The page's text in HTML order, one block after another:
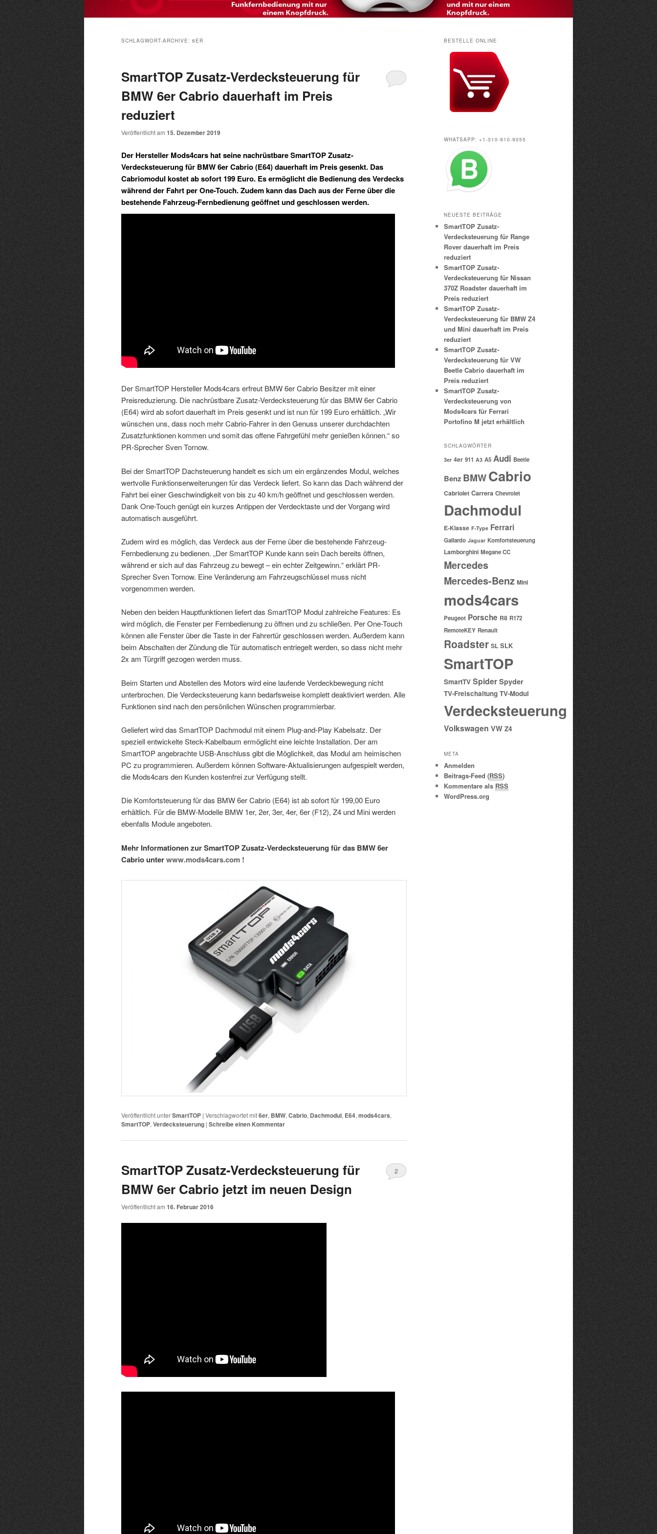
SCHLAGWORT-ARCHIVE: 6ER
SmartTOP Zusatz-Verdecksteuerung für
BMW 6er Cabrio dauerhaft im Preis
reduziert
Veröffentlicht am 15. Dezember 2019
Der Hersteller Mods4cars hat seine nachrüstbare SmartTOP Zusatz-
Verdecksteuerung für BMW 6er Cabrio (E64) dauerhaft im Preis gesenkt. Das
Cabriomodul kostet ab sofort 199 Euro. Es ermöglicht die Bedienung des Verdecks
während der Fahrt per One-Touch. Zudem kann das Dach aus der Ferne über die
bestehende Fahrzeug-Fernbedienung geöffnet und geschlossen werden.
Der SmartTOP Hersteller Mods4cars erfreut BMW 6er Cabrio Besitzer mit einer
Preisreduzierung. Die nachrüstbare Zusatz-Verdecksteuerung für das BMW 6er Cabrio
(E64) wird ab sofort dauerhaft im Preis gesenkt und ist nun für 199 Euro erhältlich. „Wir
wünschen uns, dass noch mehr Cabrio-Fahrer in den Genuss unserer durchdachten
Zusatzfunktionen kommen und somit das offene Fahrgefühl mehr genießen können.“ so
PR-Sprecher Sven Tornow.
Bei der SmartTOP Dachsteuerung handelt es sich um ein ergänzendes Modul, welches
wertvolle Funktionserweiterungen für das Verdeck liefert. So kann das Dach während der
Fahrt bei einer Geschwindigkeit von bis zu 40 km/h geöffnet und geschlossen werden.
Dank One-Touch genügt ein kurzes Antippen der Verdecktaste und der Vorgang wird
automatisch ausgeführt.
Zudem wird es möglich, das Verdeck aus der Ferne über die bestehende Fahrzeug-
Fernbedienung zu bedienen. „Der SmartTOP Kunde kann sein Dach bereits öffnen,
während er sich auf das Fahrzeug zu bewegt – ein echter Zeitgewinn.“ erklärt PR-
Sprecher Sven Tornow. Eine Veränderung am Fahrzeugschlüssel muss nicht
vorgenommen werden.
Neben den beiden Hauptfunktionen liefert das SmartTOP Modul zahlreiche Features: Es
wird möglich, die Fenster per Fernbedienung zu öffnen und zu schließen. Per One-Touch
können alle Fenster über die Taste in der Fahrertür geschlossen werden. Außerdem kann
beim Abschalten der Zündung die Tür automatisch entriegelt werden, so dass nicht mehr
2x am Türgriff gezogen werden muss.
Beim Starten und Abstellen des Motors wird eine laufende Verdeckbewegung nicht
unterbrochen. Die Verdecksteuerung kann bedarfsweise komplett deaktiviert werden. Alle
Funktionen sind nach den persönlichen Wünschen programmierbar.
Geliefert wird das SmartTOP Dachmodul mit einem Plug-and-Play Kabelsatz. Der
speziell entwickelte Steck-Kabelbaum ermöglicht eine leichte Installation. Der am
SmartTOP angebrachte USB-Anschluss gibt die Möglichkeit, das Modul am heimischen
PC zu programmieren. Außerdem können Software-Aktualisierungen aufgespielt werden,
die Mods4cars den Kunden kostenfrei zur Verfügung stellt.
Die Komfortsteuerung für das BMW 6er Cabrio (E64) ist ab sofort für 199,00 Euro
erhältlich. Für die BMW-Modelle BMW 1er, 2er, 3er, 4er, 6er (F12), Z4 und Mini werden
ebenfalls Module angeboten.
Mehr Informationen zur SmartTOP Zusatz-Verdecksteuerung für das BMW 6er
Cabrio unterwww.mods4cars.com !
Veröffentlicht unterSmartTOP | Verschlagwortet mit6er, BMW, Cabrio, Dachmodul, E64, mods4cars,
SmartTOP, Verdecksteuerung | Schreibe einen Kommentar
SmartTOP Zusatz-Verdecksteuerung für
BMW 6er Cabrio jetzt im neuen Design
Veröffentlicht am 16. Februar 2016
2
BESTELLE ONLINE
WHATSAPP: +1-310-910-9055
NEUESTE BEITRÄGE
SmartTOP Zusatz-
Verdecksteuerung für Range
Rover dauerhaft im Preis
reduziert
SmartTOP Zusatz-
Verdecksteuerung für Nissan
370Z Roadster dauerhaft im
Preis reduziert
SmartTOP Zusatz-
Verdecksteuerung für BMW Z4
und Mini dauerhaft im Preis
reduziert
SmartTOP Zusatz-
Verdecksteuerung für VW
Beetle Cabrio dauerhaft im
Preis reduziert
SmartTOP Zusatz-
Verdecksteuerung von
Mods4cars für Ferrari
Portofino M jetzt erhältlich
SCHLAGWÖRTER
3er 4er 911 A3 A5 Audi Beetle
Benz BMWCabrio
Cabriolet Carrera Chevrolet
Dachmodul
E-Klasse F-Type Ferrari
Gallardo Jaguar Komfortsteuerung
Lamborghini Megane CC
Mercedes
Mercedes-Benz Mini
mods4cars
Peugeot Porsche R8 R172
RemoteKEY Renault
Roadster SL SLK
SmartTOP
SmartTV Spider Spyder
TV-Freischaltung TV-Modul
Verdecksteuerung
Volkswagen VW Z4
META
Anmelden
Beitrags-Feed (RSS)
Kommentare als RSS
WordPress.org